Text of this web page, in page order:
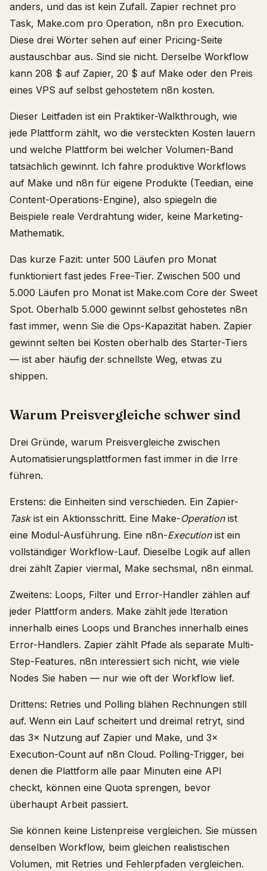
anders, und das ist kein Zufall. Zapier rechnet pro
Task, Make.com pro Operation, n8n pro Execution.
Diese drei Wörter sehen auf einer Pricing-Seite
austauschbar aus. Sind sie nicht. Derselbe Workflow
kann 208 $ auf Zapier, 20 $ auf Make oder den Preis
eines VPS auf selbst gehostetem n8n kosten.
Dieser Leitfaden ist ein Praktiker-Walkthrough, wie
jede Plattform zählt, wo die versteckten Kosten lauern
und welche Plattform bei welcher Volumen-Band
tatsächlich gewinnt. Ich fahre produktive Workflows
auf Make und n8n für eigene Produkte (Teedian, eine
Content-Operations-Engine), also spiegeln die
Beispiele reale Verdrahtung wider, keine Marketing-
Mathematik.
Das kurze Fazit: unter 500 Läufen pro Monat
funktioniert fast jedes Free-Tier. Zwischen 500 und
5.000 Läufen pro Monat ist Make.com Core der Sweet
Spot. Oberhalb 5.000 gewinnt selbst gehostetes n8n
fast immer, wenn Sie die Ops-Kapazität haben. Zapier
gewinnt selten bei Kosten oberhalb des Starter-Tiers
— ist aber häufig der schnellste Weg, etwas zu
shippen.
Warum Preisvergleiche schwer sind
Drei Gründe, warum Preisvergleiche zwischen
Automatisierungsplattformen fast immer in die Irre
führen.
Erstens: die Einheiten sind verschieden. Ein Zapier-
Taskist ein Aktionsschritt. Eine Make-Operationist
eine Modul-Ausführung. Eine n8n-Executionist ein
vollständiger Workflow-Lauf. Dieselbe Logik auf allen
drei zählt Zapier viermal, Make sechsmal, n8n einmal.
Zweitens: Loops, Filter und Error-Handler zählen auf
jeder Plattform anders. Make zählt jede Iteration
innerhalb eines Loops und Branches innerhalb eines
Error-Handlers. Zapier zählt Pfade als separate Multi-
Step-Features. n8n interessiert sich nicht, wie viele
Nodes Sie haben — nur wie oft der Workflow lief.
Drittens: Retries und Polling blähen Rechnungen still
auf. Wenn ein Lauf scheitert und dreimal retryt, sind
das 3× Nutzung auf Zapier und Make, und 3×
Execution-Count auf n8n Cloud. Polling-Trigger, bei
denen die Plattform alle paar Minuten eine API
checkt, können eine Quota sprengen, bevor
überhaupt Arbeit passiert.
Sie können keine Listenpreise vergleichen. Sie müssen
denselben Workflow, beim gleichen realistischen
Volumen, mit Retries und Fehlerpfaden vergleichen.